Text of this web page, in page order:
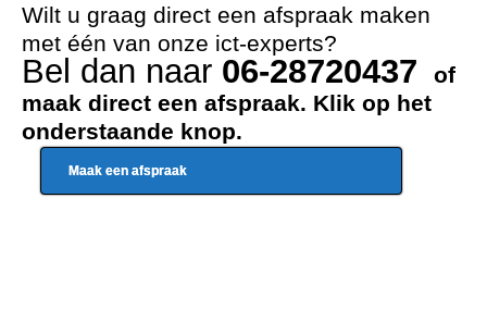
Wilt u graag direct een afspraak maken
met één van onze ict-experts?
Bel dan naar 06-28720437
of
maak direct een afspraak. Klik op het
onderstaande knop.
Maak een afspraak